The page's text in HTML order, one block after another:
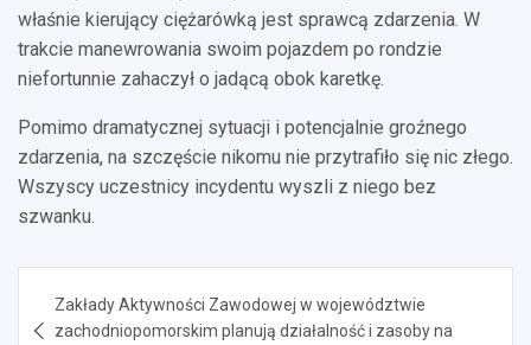
właśnie kierujący ciężarówką jest sprawcą zdarzenia. W
trakcie manewrowania swoim pojazdem po rondzie
niefortunnie zahaczył o jadącą obok karetkę.
Pomimo dramatycznej sytuacji i potencjalnie groźnego
zdarzenia, na szczęście nikomu nie przytrafiło się nic złego.
Wszyscy uczestnicy incydentu wyszli z niego bez
szwanku.
wpisu
Zakłady Aktywności Zawodowej w województwie
zachodniopomorskim planują działalność i zasoby na